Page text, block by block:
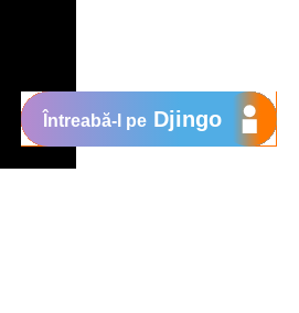
Întreabă-l pe Djingo